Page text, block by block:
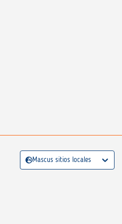
Mascus sitios locales